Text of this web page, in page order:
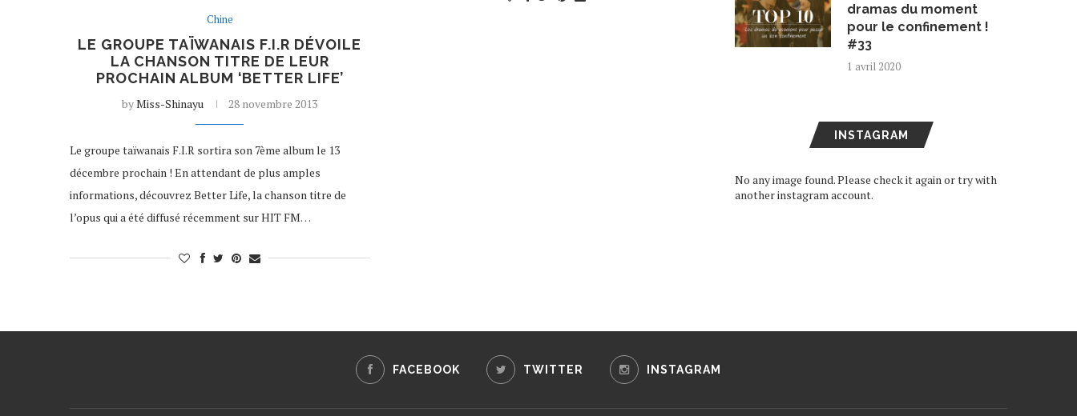
Chine
LE GROUPE TAÏWANAIS F.I.R DÉVOILE
LA CHANSON TITRE DE LEUR
PROCHAIN ALBUM ‘BETTER LIFE’
byMiss-Shinayu 28 novembre 2013
Le groupe taïwanais F.I.R sortira son 7ème album le 13
décembre prochain ! En attendant de plus amples
informations, découvrez Better Life, la chanson titre de
l’opus qui a été diffusé récemment sur HIT FM…
dramas du moment
pour le confinement !
#33
1 avril 2020
INSTAGRAM
No any image found. Please check it again or try with
another instagram account.
FACEBOOK TWITTER INSTAGRAM